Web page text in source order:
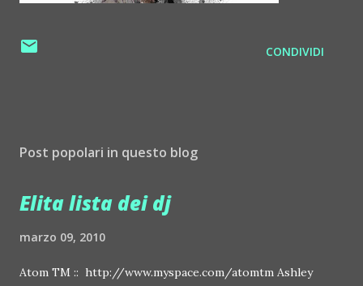
CONDIVIDI
Post popolari in questo blog
Elita lista dei dj
marzo 09, 2010
Atom TM :: http://www.myspace.com/atomtm Ashley